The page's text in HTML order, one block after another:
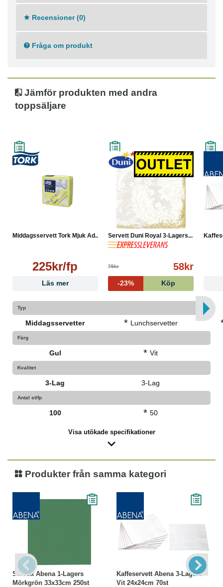
Recensioner (0)
Fråga om produkt
Jämför produkten med andra
toppsäljare
Middagsservett Tork Mjuk Ad...
225kr/fp
Läs mer
Servett Duni Royal 3-Lagers...
75kr 58kr
-23% Köp
Typ
Middagsservetter * Lunchservetter
Färg
Gul * Vit
Kvalitet
3-Lag 3-Lag
Antal st/fp
100 * 50
Visa utökade specifikationer
Produkter från samma kategori
Servett Abena 1-Lagers
Mörkgrön 33x33cm 250st
Kaffeservett Abena 3-Lagers
Vit 24x24cm 70st